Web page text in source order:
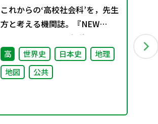
これからの‘高校社会科’を，先生
方と考える機関誌。『NEW
ShakaIka』 2024年秋号
高 世界史 日本史
地理
地図
公共